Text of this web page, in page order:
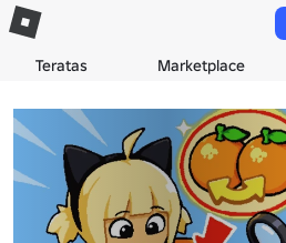
Teratas Marketplace